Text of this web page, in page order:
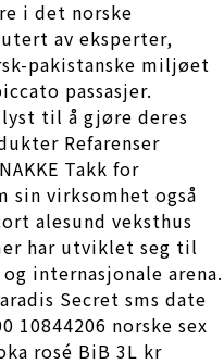
i det norske
av eksperter,
pakistanske miljøet
passasjer.
lyst til å gjøre deres
Refarenser
Takk for
sin virksomhet også
alesund veksthus
har utviklet seg til
internasjonale arena.
Secret sms date
10844206 norske sex
rosé BiB 3L kr